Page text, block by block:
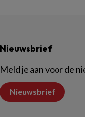
Nieuwsbrief
Meld je aan voor de
Nieuwsbrief